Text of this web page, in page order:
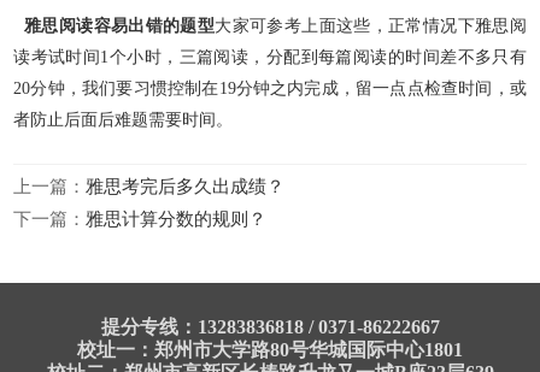
雅思阅读容易出错的题型大家可参考上面这些，正常情况下雅思阅
读考试时间1个小时，三篇阅读，分配到每篇阅读的时间差不多只有
20分钟，我们要习惯控制在19分钟之内完成，留一点点检查时间，或
者防止后面后难题需要时间。
上一篇： 雅思考完后多久出成绩？
下一篇： 雅思计算分数的规则？
提分专线：13283836818 / 0371-86222667
校址一：郑州市大学路80号华城国际中心1801